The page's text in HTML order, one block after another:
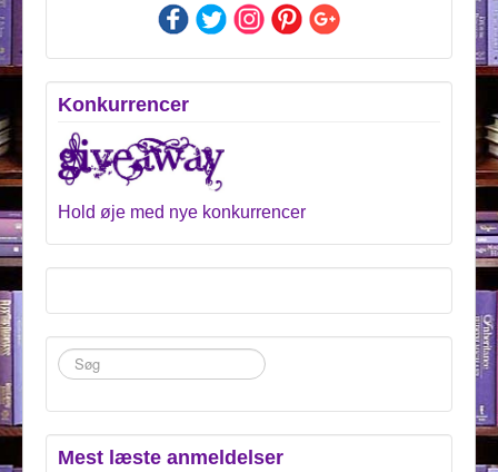
Konkurrencer
Hold øje med nye konkurrencer
Søg
...
Mest læste anmeldelser